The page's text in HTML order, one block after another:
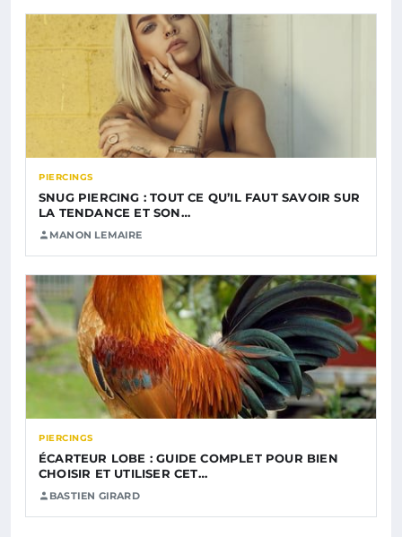
PIERCINGS
SNUG PIERCING : TOUT CE QU’IL FAUT SAVOIR SUR
LA TENDANCE ET SON…
MANON LEMAIRE
PIERCINGS
ÉCARTEUR LOBE : GUIDE COMPLET POUR BIEN
CHOISIR ET UTILISER CET…
BASTIEN GIRARD